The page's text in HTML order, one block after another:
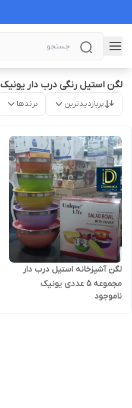
لگن استیل رنگی درب دار یونیک
پربازدیدترین برندها
لگن آشپزخانه استیل درب دار
مجموعه 5 عددی یونیک
ناموجود